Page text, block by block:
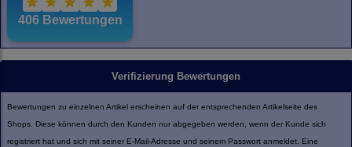
Verifizierung Bewertungen
Bewertungen zu einzelnen Artikel erscheinen auf der entsprechenden Artikelseite des
Shops. Diese können durch den Kunden nur abgegeben werden, wenn der Kunde sich
registriert hat und sich mit seiner E-Mail-Adresse und seinem Passwort anmeldet. Eine